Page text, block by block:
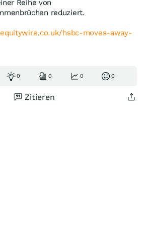
Reihe von
reduziert.
hsbc-moves-away-
0 0 0 0
Zitieren